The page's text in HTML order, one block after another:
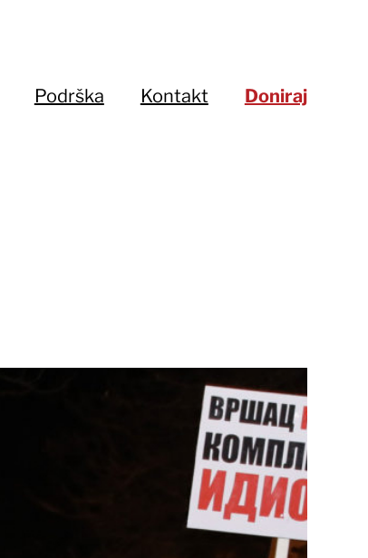
Podrška Kontakt Doniraj